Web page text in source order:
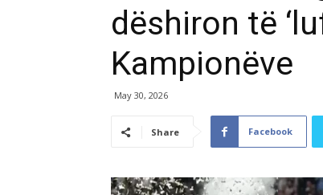
dëshiron të
Kampionëve
May 30, 2026
Share Facebook